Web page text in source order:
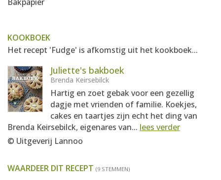
KOOKBOEK
Het recept 'Fudge' is afkomstig uit het kookboek...
Juliette's bakboek
Brenda Keirsebilck
Hartig en zoet gebak voor een gezellig
dagje met vrienden of familie. Koekjes,
cakes en taartjes zijn echt het ding van
Brenda Keirsebilck, eigenares van... lees verder
© Uitgeverij Lannoo
WAARDEER DIT RECEPT (9 STEMMEN)